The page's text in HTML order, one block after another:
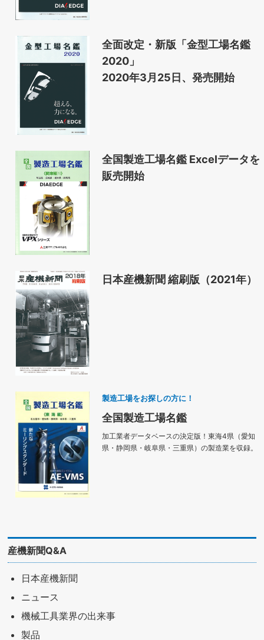
全面改定・新版「金型工場名鑑
2020」
2020年3月25日、発売開始
全国製造工場名鑑 Excelデータを
販売開始
日本産機新聞 縮刷版（2021年）
製造工場をお探しの方に！
全国製造工場名鑑
加工業者データベースの決定版！東海4県（愛知
県・静岡県・岐阜県・三重県）の製造業を収録。
産機新聞Q&A
日本産機新聞
ニュース
機械工具業界の出来事
製品